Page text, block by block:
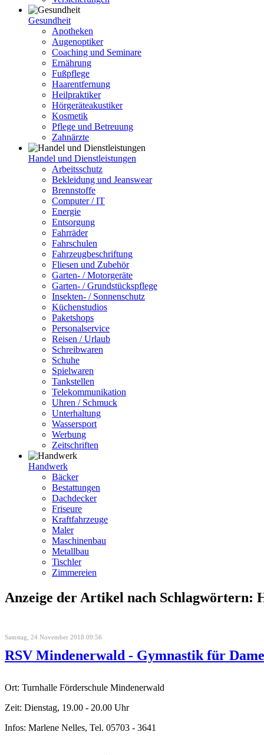
Gesundheit
Apotheken
Augenoptiker
Coaching und Seminare
Ernährung
Fußpflege
Haarentfernung
Heilpraktiker
Hörgeräteakustiker
Kosmetik
Pflege und Betreuung
Zahnärzte
Handel und Dienstleistungen
Arbeitsschutz
Bekleidung und Jeanswear
Brennstoffe
Computer / IT
Energie
Entsorgung
Fahrräder
Fahrschulen
Fahrzeugbeschriftung
Fliesen und Zubehör
Garten- / Motorgeräte
Garten- / Grundstückspflege
Insekten- / Sonnenschutz
Küchenstudios
Paketshops
Personalservice
Reisen / Urlaub
Schreibwaren
Schuhe
Spielwaren
Tankstellen
Telekommunikation
Uhren / Schmuck
Unterhaltung
Wassersport
Werbung
Zeitschriften
Handwerk
Bäcker
Bestattungen
Dachdecker
Friseure
Kraftfahrzeuge
Maler
Maschinenbau
Metallbau
Tischler
Zimmereien
Anzeige der Artikel nach Schlagwörtern:
Samstag, 24 November 2018 09:56
RSV Mindenerwald - Gymnastik für
Ort: Turnhalle Förderschule Mindenerwald
Zeit: Dienstag, 19.00 - 20.00 Uhr
Infos: Marlene Nelles, Tel. 05703 - 3641